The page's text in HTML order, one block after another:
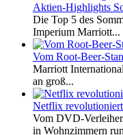
Aktien-Highlights
Die Top 5 des
Imperium Marriott...
Vom Root-Beer-
Marriott
an groß...
Netflix
Vom DVD-
in Wohnzimmern